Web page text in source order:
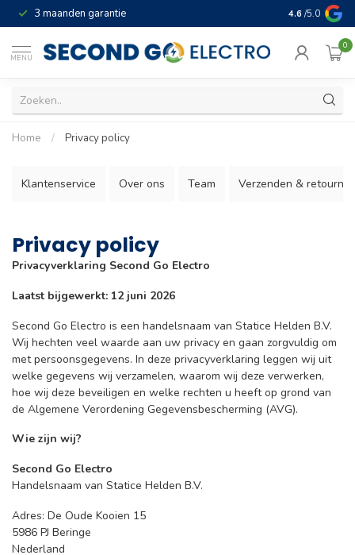
3 maanden garantie Geld terug
4.6 /5.0
MENU
0
Home / Privacy policy
Klantenservice Over ons Team Verzenden &
Privacy policy
Privacyverklaring Second Go Electro
Laatst bijgewerkt: 12 juni 2026
Second Go Electro is een handelsnaam van Statice Helden B.V.
Wij hechten veel waarde aan uw privacy en gaan zorgvuldig om
met persoonsgegevens. In deze privacyverklaring leggen wij uit
welke gegevens wij verzamelen, waarom wij deze verwerken,
hoe wij deze beveiligen en welke rechten u heeft op grond van
de Algemene Verordening Gegevensbescherming (AVG).
Wie zijn wij?
Second Go Electro
Handelsnaam van Statice Helden B.V.
Adres: De Oude Kooien 15
5986 PJ Beringe
Nederland